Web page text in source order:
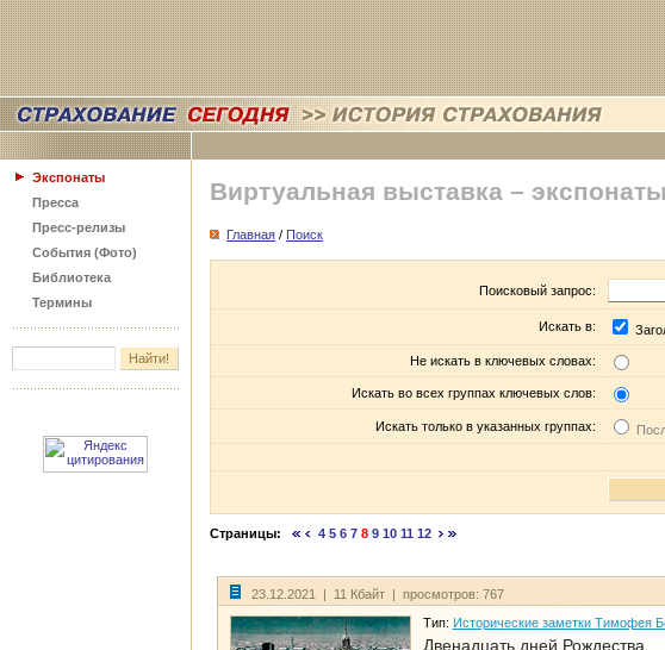
Экспонаты
Пресса
Пресс-релизы
События (Фото)
Библиотека
Термины
Виртуальная выставка – экспонаты
Главная / Поиск
Поисковый запрос:
Искать в:
Не искать в ключевых словах:
Искать во всех группах ключевых слов:
Искать только в указанных группах:
Страницы: 4 5 6 7 8 9 10 11 12
23.12.2021 | 11 Кбайт | просмотров: 767
Тип: Исторические заметки Тимофея
Двенадцать дней Рождества